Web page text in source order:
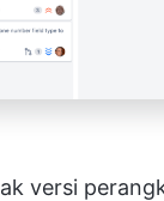
versi